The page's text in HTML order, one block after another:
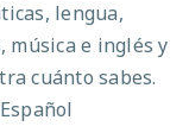
lengua,
música e inglés y
cuánto sabes.